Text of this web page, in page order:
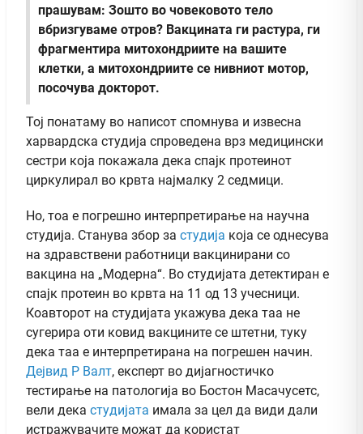
прашувам: Зошто во човековото тело
вбризгуваме отров? Вaкцината ги растура, ги
фрагментира митохондриите на вашите
клетки, а митохондриите се нивниот мотор,
посочува докторот.
Тој понатаму во написот спомнува и извесна
харвардска студија спроведена врз медицински
сестри која покажала дека спајк протеинот
циркулирал во крвта најмалку 2 седмици.
Но, тоа е погрешно интерпретирање на научна
студија. Станува збор за студија која се однесува
на здравствени работници вакцинирани со
вакцина на „Модерна“. Во студијата детектиран е
спајк протеин во крвта на 11 од 13 учесници.
Коавторот на студијата укажува дека таа не
сугерира оти ковид вакцините се штетни, туку
дека таа е интерпретирана на погрешен начин.
Дејвид Р Валт, експерт во дијагностичко
тестирање на патологија во Бостон Масачусетс,
вели дека студијата имала за цел да види дали
истражувачите можат да користат